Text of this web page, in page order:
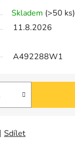
Skladem (>50 ks)
11.8.2026
A492288W1
Sdílet